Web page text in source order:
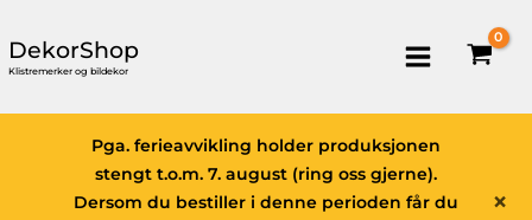
DekorShop
Klistremerker og bildekor
×
Pga. ferieavvikling holder produksjonen
stengt t.o.m. 7. august (ring oss gjerne).
Dersom du bestiller i denne perioden får du